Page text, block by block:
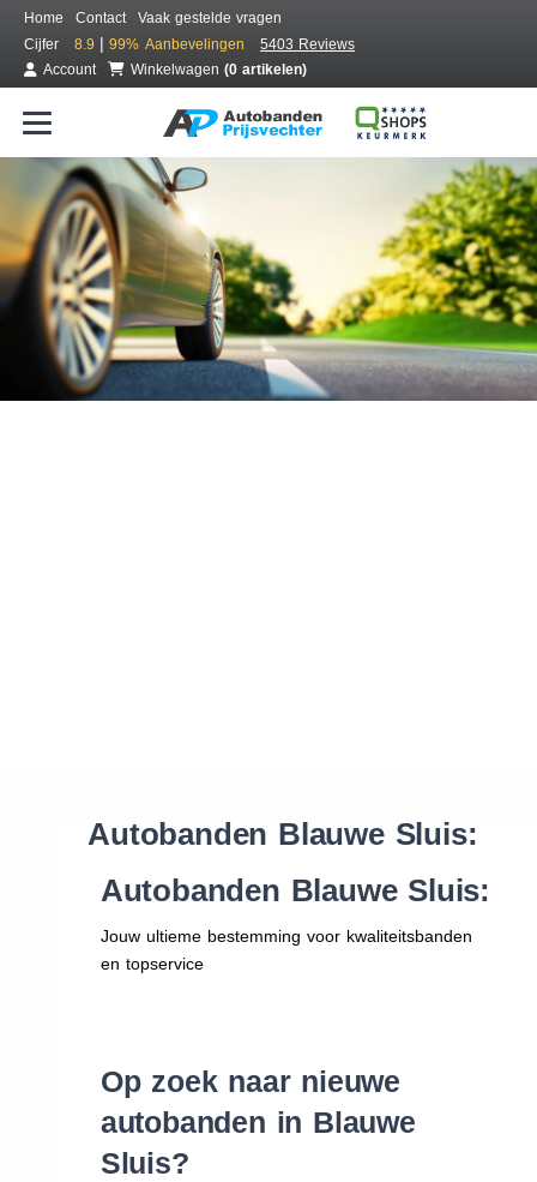
Home Contact
Vaak gestelde vragen
Cijfer
8.9 | 99% Aanbevelingen
5403 Reviews
Account
Winkelwagen (0 artikelen)
Bestel voordelig banden online
Gratis bezorgd of montage bij jou in de buurt
Seizoen:
Merken:
Autobanden Blauwe Sluis:
Autobanden Blauwe Sluis:
Jouw ultieme bestemming voor kwaliteitsbanden
en topservice
Op zoek naar nieuwe
autobanden in Blauwe
Sluis?